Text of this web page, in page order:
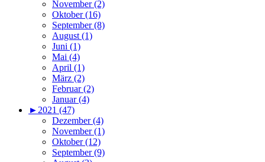
November (2)
Oktober (16)
September (8)
August (1)
Juni (1)
Mai (4)
April (1)
März (2)
Februar (2)
Januar (4)
► 2021 (47)
Dezember (4)
November (1)
Oktober (12)
September (9)